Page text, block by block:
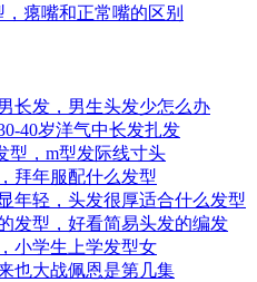
瘪嘴和正常嘴的区别
长发，男生头发少怎么办
40岁洋气中长发扎发
型，m型发际线寸头
拜年服配什么发型
年轻，头发很厚适合什么发型
发型，好看简易头发的编发
小学生上学发型女
也大战佩恩是第几集